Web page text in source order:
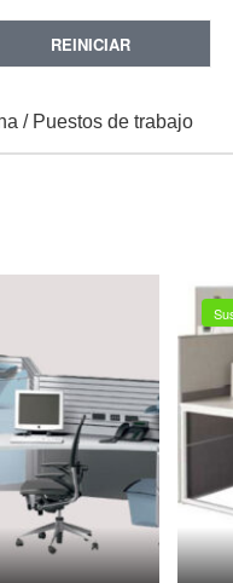
REINICIAR
/ Puestos de trabajo